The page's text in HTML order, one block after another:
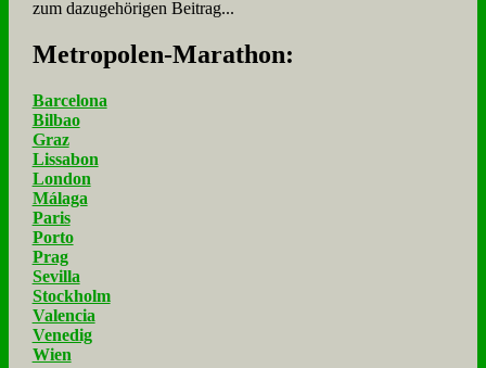
zum dazugehörigen Beitrag...
Me­tro­po­len-Ma­ra­thon:
Barcelona
Bilbao
Graz
Lissabon
London
Málaga
Paris
Porto
Prag
Sevilla
Stockholm
Valencia
Venedig
Wien